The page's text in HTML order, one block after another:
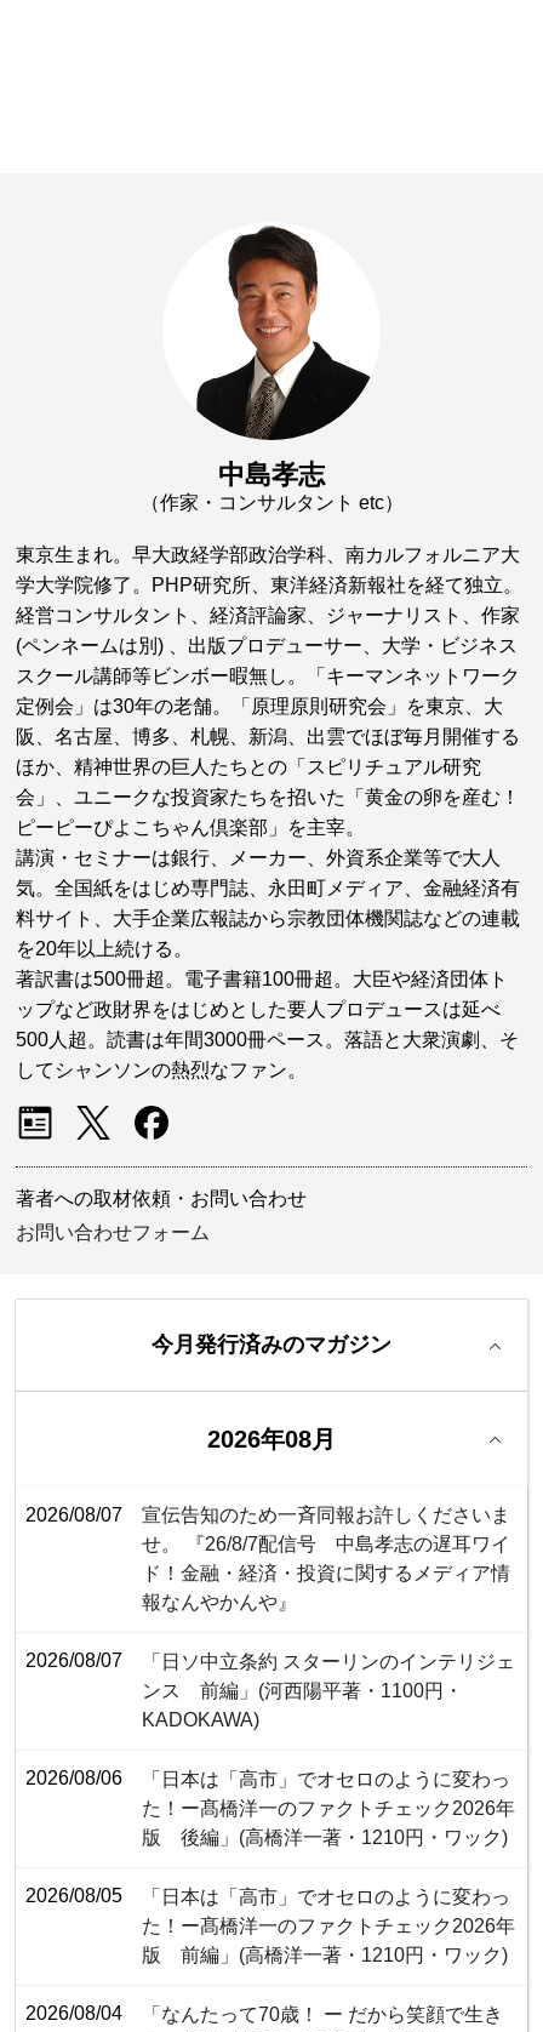
中島孝志
（作家・コンサルタント etc）
東京生まれ。早大政経学部政治学科、南カルフォルニア大
学大学院修了。PHP研究所、東洋経済新報社を経て独立。
経営コンサルタント、経済評論家、ジャーナリスト、作家
(ペンネームは別) 、出版プロデューサー、大学・ビジネス
スクール講師等ビンボー暇無し。「キーマンネットワーク
定例会」は30年の老舗。「原理原則研究会」を東京、大
阪、名古屋、博多、札幌、新潟、出雲でほぼ毎月開催する
ほか、精神世界の巨人たちとの「スピリチュアル研究
会」、ユニークな投資家たちを招いた「黄金の卵を産む！
ピーピーぴよこちゃん倶楽部」を主宰。
講演・セミナーは銀行、メーカー、外資系企業等で大人
気。全国紙をはじめ専門誌、永田町メディア、金融経済有
料サイト、大手企業広報誌から宗教団体機関誌などの連載
を20年以上続ける。
著訳書は500冊超。電子書籍100冊超。大臣や経済団体ト
ップなど政財界をはじめとした要人プロデュースは延べ
500人超。読書は年間3000冊ペース。落語と大衆演劇、そ
してシャンソンの熱烈なファン。
著者への取材依頼・お問い合わせ
お問い合わせフォーム
今月発行済みのマガジン
2026年08月
2026/08/07
宣伝告知のため一斉同報お許しくださいま
せ。 『26/8/7配信号 中島孝志の遅耳ワイ
ド！金融・経済・投資に関するメディア情
報なんやかんや』
2026/08/07
「日ソ中立条約 スターリンのインテリジェ
ンス 前編」(河西陽平著・1100円・‎
KADOKAWA)
2026/08/06
「日本は「高市」でオセロのように変わっ
た！ー髙橋洋一のファクトチェック2026年
版 後編」(高橋洋一著・1210円・ワック)
2026/08/05
「日本は「高市」でオセロのように変わっ
た！ー髙橋洋一のファクトチェック2026年
版 前編」(高橋洋一著・1210円・ワック)
2026/08/04
「なんたって70歳！ ー だから笑顔で生き